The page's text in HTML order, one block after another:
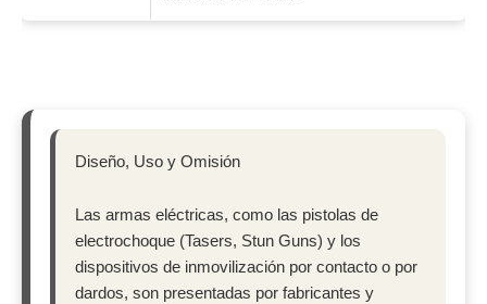
Diseño, Uso y Omisión
Las armas eléctricas, como las pistolas de
electrochoque (Tasers, Stun Guns) y los
dispositivos de inmovilización por contacto o por
dardos, son presentadas por fabricantes y